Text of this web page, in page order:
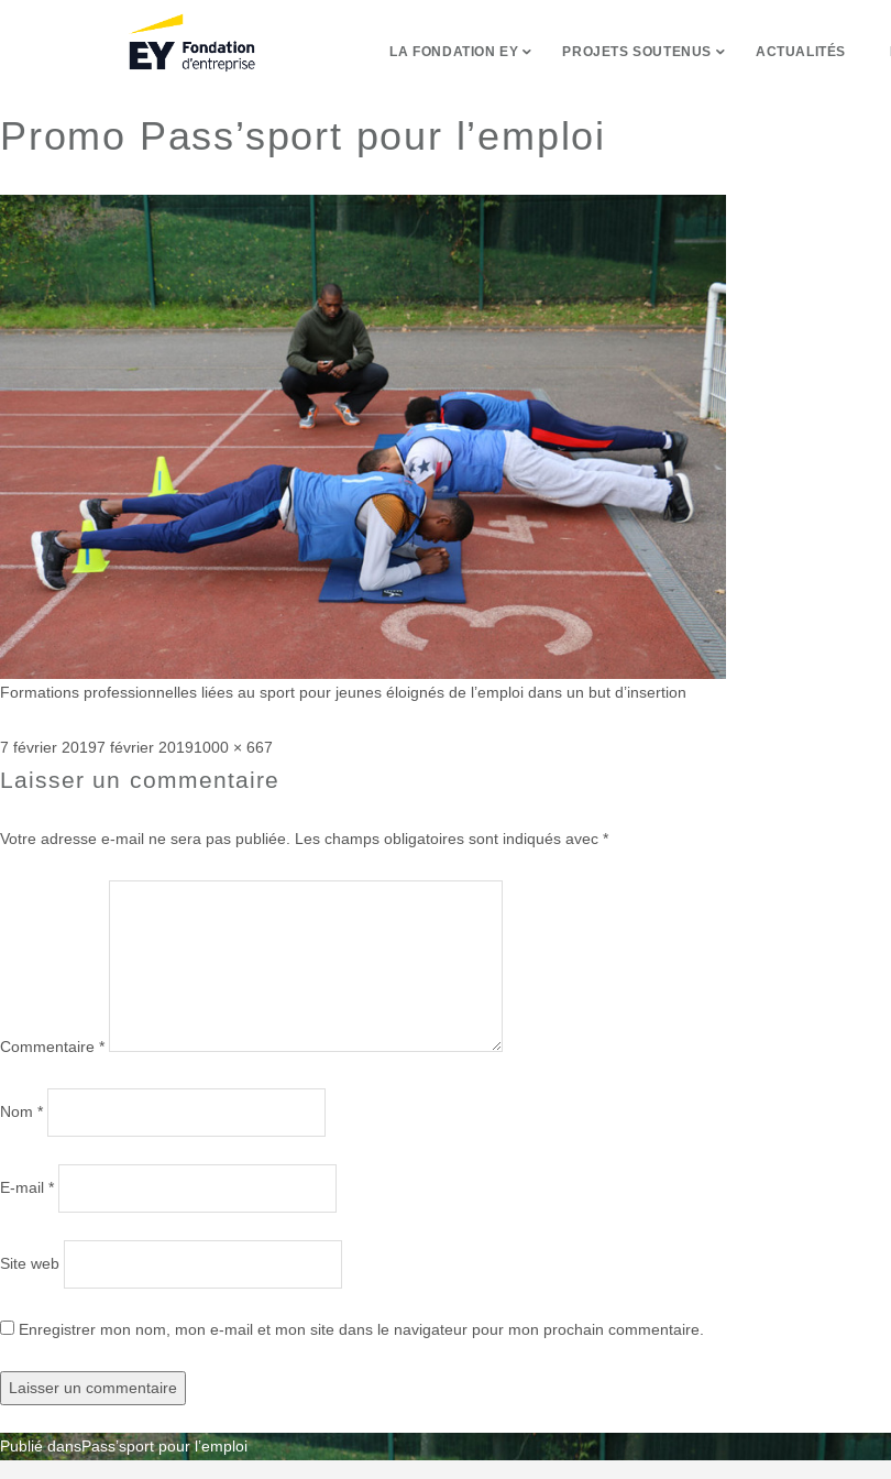
LA FONDATION EY PROJETS SOUTENUS ACTUALITÉS
Promo Pass’sport pour l’emploi
Formations professionnelles liées au sport pour jeunes éloignés de l’emploi dans un but d’insertion
Publié
le
7 février 20197 février 2019Taille
réelle
1000 × 667
Laisser un commentaire
Votre adresse e-mail ne sera pas publiée. Les champs obligatoires sont indiqués avec *
Commentaire *
Nom *
E-mail *
Site web
Enregistrer mon nom, mon e-mail et mon site dans le navigateur pour mon prochain commentaire.
Navigation
Publié dansPass’sport pour l’emploi